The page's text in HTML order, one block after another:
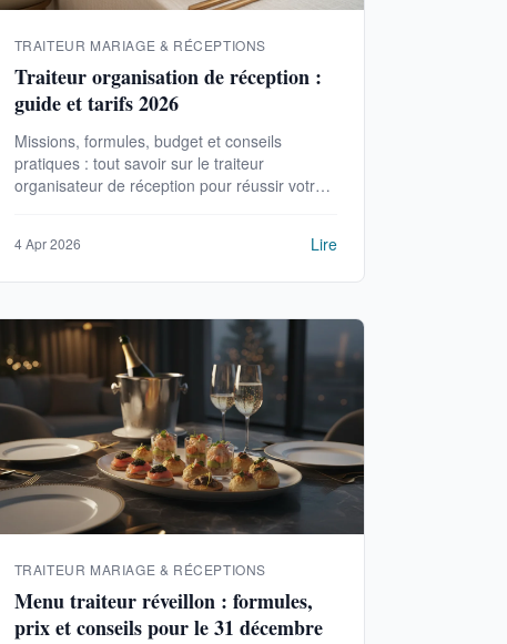
TRAITEUR MARIAGE & RÉCEPTIONS
Traiteur organisation de réception :
guide et tarifs 2026
Missions, formules, budget et conseils
pratiques : tout savoir sur le traiteur
organisateur de réception pour réussir votre
4 Apr 2026 Lire
TRAITEUR MARIAGE & RÉCEPTIONS
Menu traiteur réveillon : formules,
prix et conseils pour le 31 décembre